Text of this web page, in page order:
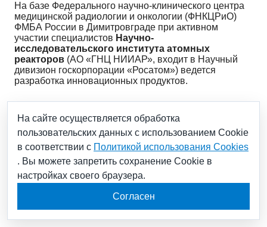
На базе Федерального научно-клинического центра
медицинской радиологии и онкологии (ФНКЦРиО)
ФМБА России в Димитровграде при активном
участии специалистов Научно-
исследовательского института атомных
реакторов (АО «ГНЦ НИИАР», входит в Научный
дивизион госкорпорации «Росатом») ведется
разработка инновационных продуктов.
В частности, в декабре прошлого года на основе
производимого «Росатомом»
зарегистрирован новый импортозамещенный
радиофармпрепарат«ракурс (223ra)»
Регистрация отечественного препарата позволит
снизить логистические задержки и увеличить
На сайте осуществляется обработка
пользовательских данных с использованием Cookie
в соответствии с Политикой использования Cookies
. Вы можете запретить сохранение Cookie в
настройках своего браузера.
Согласен